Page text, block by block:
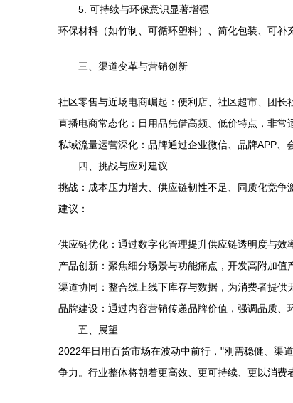
5. 可持续与环保意识显著增强
环保材料（如竹制、可循环塑料）、简化包装、可补
三、渠道变革与营销创新
社区零售与近场电商崛起：便利店、社区超市、团长
直播电商常态化：日用品凭借高频、低价特点，非常
私域流量运营深化：品牌通过企业微信、品牌APP、
四、挑战与应对建议
挑战：成本压力增大、供应链韧性不足、同质化竞争
建议：
供应链优化：通过数字化管理提升供应链透明度与效
产品创新：聚焦细分场景与功能痛点，开发高附加值
渠道协同：整合线上线下库存与数据，为消费者提供
品牌建设：通过内容营销传递品牌价值，强调品质、
五、展望
2022年日用百货市场在波动中前行，"刚需稳健、渠
争力。行业整体将朝着更高效、更可持续、更以消费